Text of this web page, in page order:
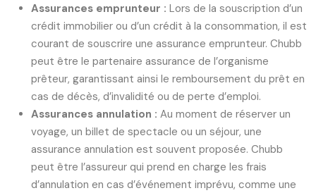
Assurances emprunteur : Lors de la souscription d’un
crédit immobilier ou d’un crédit à la consommation, il est
courant de souscrire une assurance emprunteur. Chubb
peut être le partenaire assurance de l’organisme
prêteur, garantissant ainsi le remboursement du prêt en
cas de décès, d’invalidité ou de perte d’emploi.
Assurances annulation : Au moment de réserver un
voyage, un billet de spectacle ou un séjour, une
assurance annulation est souvent proposée. Chubb
peut être l’assureur qui prend en charge les frais
d’annulation en cas d’événement imprévu, comme une